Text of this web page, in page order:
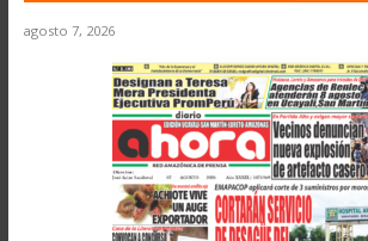
agosto 7, 2026